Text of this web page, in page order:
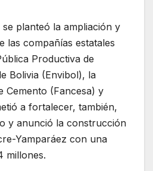
planteó la ampliación y
las compañías estatales
Productiva de
Bolivia (Envibol), la
Cemento (Fancesa) y
a fortalecer, también,
y anunció la construcción
Yamparáez con una
millones.